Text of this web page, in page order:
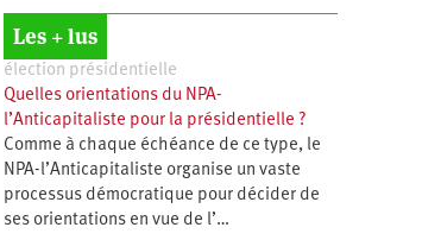
Les + lus
élection présidentielle
Quelles orientations du NPA-
l’Anticapitaliste pour la présidentielle ?
Comme à chaque échéance de ce type, le
NPA-l’Anticapitaliste organise un vaste
processus démocratique pour décider de
ses orientations en vue de l’…